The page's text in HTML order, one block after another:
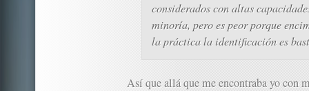
considerados con altas
minoría, pero es peor porque
la práctica la identificación es
Así que allá que me encontraba yo con